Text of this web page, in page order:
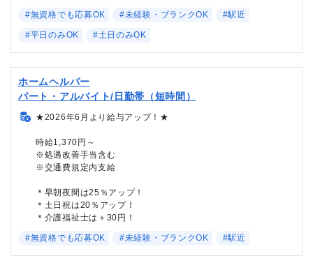
#無資格でも応募OK #未経験・ブランクOK #駅近
#平日のみOK #土日のみOK
ホームヘルパー
パート・アルバイト/日勤帯（短時間）
★2026年6月より給与アップ！★
時給1,370円～
※処遇改善手当含む
※交通費規定内支給
＊早朝夜間は25％アップ！
＊土日祝は20％アップ！
＊介護福祉士は＋30円！
#無資格でも応募OK #未経験・ブランクOK #駅近